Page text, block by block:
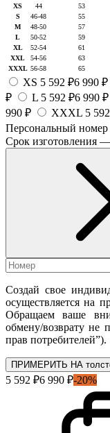
XS
44 53
S
46-48 55
M
48-50 57
L
50-52 59
XL
52-54 61
XXL
54-56 63
XXXL 56-58 65
XS 5 592 ₽6 990 ₽
₽
L 5 592 ₽6 990 ₽
990 ₽
XXXL 5
Персональный номер
Срок изготовления
Создай свое
осуществляется на
Обращаем ваше
обмену/возврату не
прав потребителей”).
ПРИМЕРИТЬ НА
5 592 ₽6 990 ₽-20%